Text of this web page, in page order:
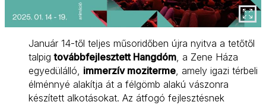
Január 14-től teljes műsoridőben újra nyitva a tetőtől
talpigtovábbfejlesztett Hangdóm, a Zene Háza
egyedülálló, immerzív moziterme, amely igazi térbeli
élménnyé alakítja át a félgömb alakú vászonra
készített alkotásokat. Az átfogó fejlesztésnek